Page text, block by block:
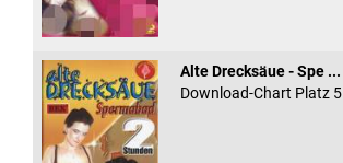
Alte Drecksäue - Spe ...
Download-Chart Platz 5